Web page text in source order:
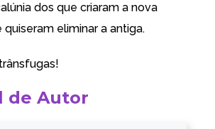
dos que criaram a nova
quiseram eliminar a antiga.
de Autor